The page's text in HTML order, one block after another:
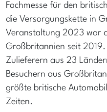
Fachmesse für den
die Versorgungskette in
Veranstaltung 2023 war
Großbritannien seit
Zulieferern aus 23
Besuchern aus
größte britische
Zeiten.